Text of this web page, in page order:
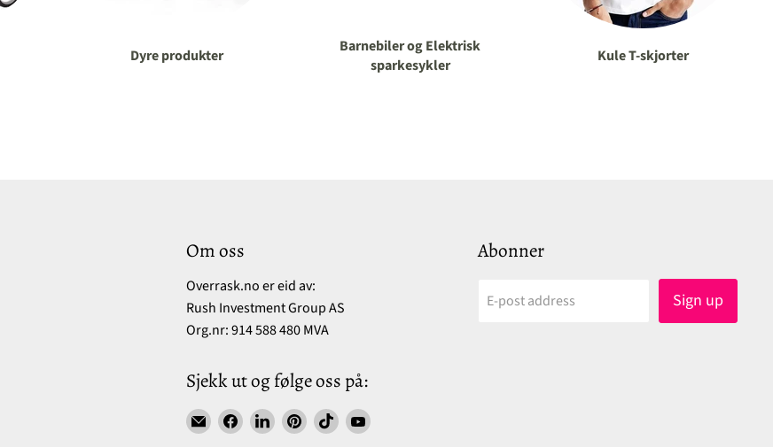
Dyre produkter
Barnebiler og Elektrisk
sparkesykler
Kule T-skjorter
Om oss
Overrask.no er eid av:
Rush Investment Group AS
Org.nr: 914 588 480 MVA
Sjekk ut og følge oss på:
Find Find Find Find Find Find
Abonner
E-post address Sign up